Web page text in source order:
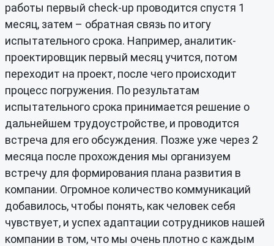
работы первый check-up проводится спустя 1
месяц, затем – обратная связь по итогу
испытательного срока. Например, аналитик-
проектировщик первый месяц учится, потом
переходит на проект, после чего происходит
процесс погружения. По результатам
испытательного срока принимается решение о
дальнейшем трудоустройстве, и проводится
встреча для его обсуждения. Позже уже через 2
месяца после прохождения мы организуем
встречу для формирования плана развития в
компании. Огромное количество коммуникаций
добавилось, чтобы понять, как человек себя
чувствует, и успех адаптации сотрудников нашей
компании в том, что мы очень плотно с каждым